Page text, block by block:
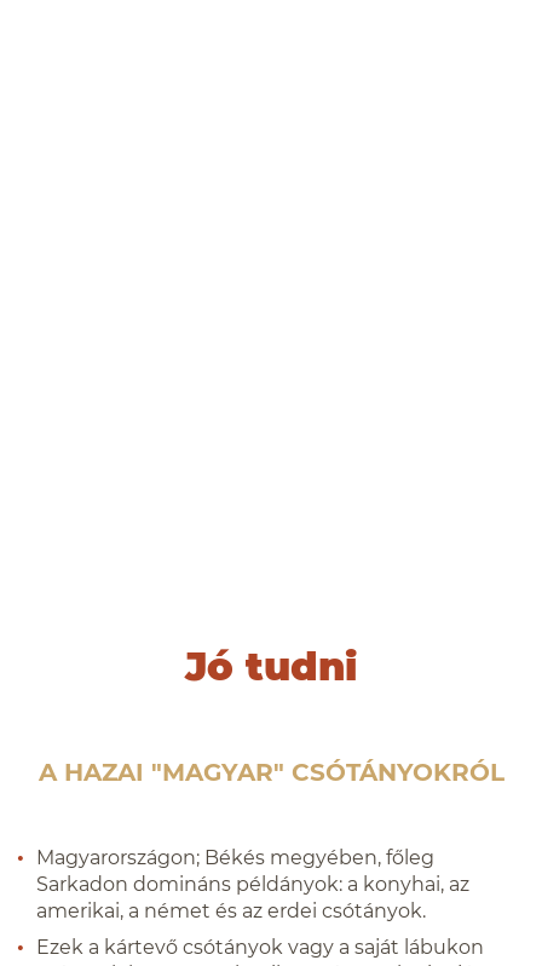
Jó tudni
A HAZAI "MAGYAR" CSÓTÁNYOKRÓL
Magyarországon; Békés megyében, főleg
Sarkadon domináns példányok: a konyhai, az
amerikai, a német és az erdei csótányok.
Ezek a kártevő csótányok vagy a saját lábukon